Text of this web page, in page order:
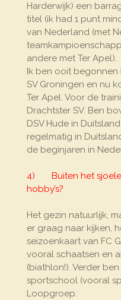
Harderwijk) een
titel (ik had 1 punt
van Nederland (met
andere met Ter Apel).
Ik ben ooit begonnen
SV Groningen en nu
Ter Apel. Voor de
Drachtster SV. Ben
DSV Hude in
regelmatig in
de beginjaren in
4) Buiten het
hobby’s?
Het gezin natuurlijk,
er graag naar kijken,
seizoenkaart van FC
vooral schaatsen en
(biathlon!). Verder
sportschool (vooral
Loopgroep.